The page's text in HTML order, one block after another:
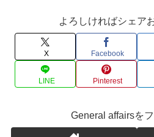
よろしければシェア
X Facebook
LINE Pinterest
General affairsを